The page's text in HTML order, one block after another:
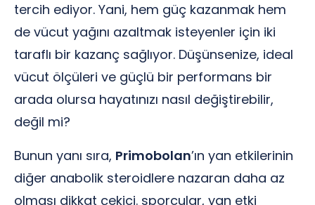
tercih ediyor. Yani, hem güç kazanmak hem
de vücut yağını azaltmak isteyenler için iki
taraflı bir kazanç sağlıyor. Düşünsenize, ideal
vücut ölçüleri ve güçlü bir performans bir
arada olursa hayatınızı nasıl değiştirebilir,
değil mi?
Bunun yanı sıra, Primobolan’ın yan etkilerinin
diğer anabolik steroidlere nazaran daha az
olması dikkat çekici. sporcular, yan etki